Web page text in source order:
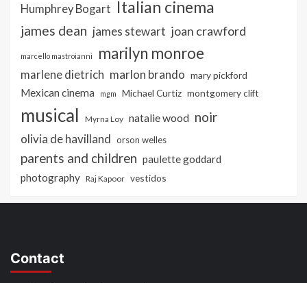
Humphrey Bogart Italian cinema
james dean james stewart joan crawford
marcello mastroianni marilyn monroe
marlene dietrich marlon brando mary pickford
Mexican cinema mgm Michael Curtiz montgomery clift
musical Myrna Loy natalie wood noir
olivia de havilland orson welles
parents and children paulette goddard
photography Raj Kapoor vestidos
Contact